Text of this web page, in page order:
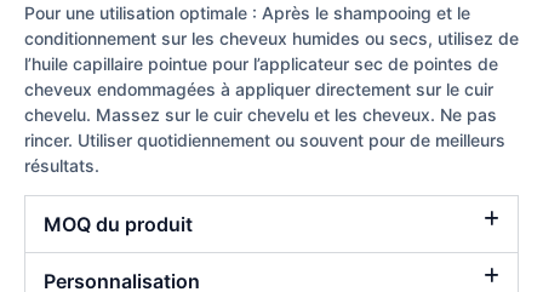
Pour une utilisation optimale : Après le shampooing et le
conditionnement sur les cheveux humides ou secs, utilisez de
l’huile capillaire pointue pour l’applicateur sec de pointes de
cheveux endommagées à appliquer directement sur le cuir
chevelu. Massez sur le cuir chevelu et les cheveux. Ne pas
rincer. Utiliser quotidiennement ou souvent pour de meilleurs
résultats.
MOQ du produit
Personnalisation